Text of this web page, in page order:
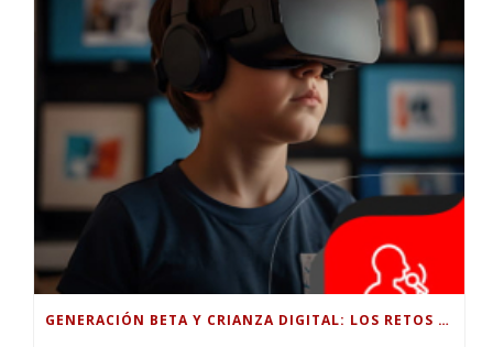
GENERACIÓN BETA Y CRIANZA DIGITAL: LOS RETOS DE CRIAR HIJOS EN LA ERA DE LA INTELIGENCIA ARTIFICIAL